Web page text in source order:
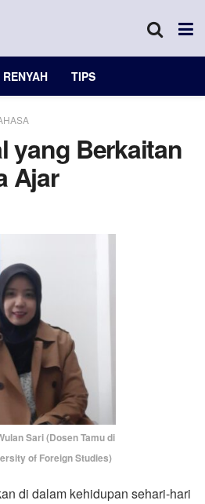
RENYAH TIPS
yang Berkaitan
Ajar
Sari (Dosen Tamu di
of Foreign Studies)
di dalam kehidupan sehari-hari